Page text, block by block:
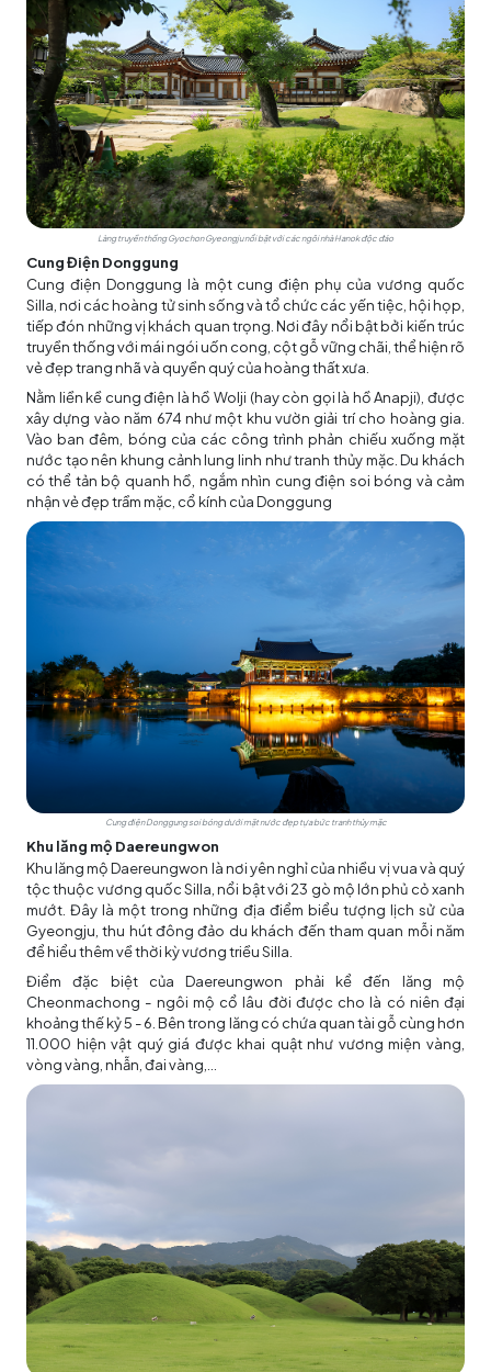
Làng truyền thống Gyochon Gyeongju nổi bật với các ngôi nhà Hanok độc đáo
Cung Điện Donggung
Cung điện Donggung là một cung điện phụ của vương quốc
Silla, nơi các hoàng tử sinh sống và tổ chức các yến tiệc, hội họp,
tiếp đón những vị khách quan trọng. Nơi đây nổi bật bởi kiến trúc
truyền thống với mái ngói uốn cong, cột gỗ vững chãi, thể hiện rõ
vẻ đẹp trang nhã và quyền quý của hoàng thất xưa.
Nằm liền kề cung điện là hồ Wolji (hay còn gọi là hồ Anapji), được
xây dựng vào năm 674 như một khu vườn giải trí cho hoàng gia.
Vào ban đêm, bóng của các công trình phản chiếu xuống mặt
nước tạo nên khung cảnh lung linh như tranh thủy mặc. Du khách
có thể tản bộ quanh hồ, ngắm nhìn cung điện soi bóng và cảm
nhận vẻ đẹp trầm mặc, cổ kính của Donggung
Cung điện Donggung soi bóng dưới mặt nước đẹp tựa bức tranh thủy mặc
Khu lăng mộ Daereungwon
Khu lăng mộ Daereungwon là nơi yên nghỉ của nhiều vị vua và quý
tộc thuộc vương quốc Silla, nổi bật với 23 gò mộ lớn phủ cỏ xanh
mướt. Đây là một trong những địa điểm biểu tượng lịch sử của
Gyeongju, thu hút đông đảo du khách đến tham quan mỗi năm
để hiểu thêm về thời kỳ vương triều Silla.
Điểm đặc biệt của Daereungwon phải kể đến lăng mộ
Cheonmachong - ngôi mộ cổ lâu đời được cho là có niên đại
khoảng thế kỷ 5 - 6. Bên trong lăng có chứa quan tài gỗ cùng hơn
11.000 hiện vật quý giá được khai quật như vương miện vàng,
vòng vàng, nhẫn, đai vàng,...